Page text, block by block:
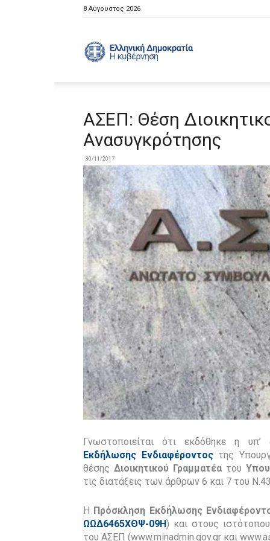
8 Αύγουστος 2026
Κυβέρνηση
ΑΣΕΠ: Θέση
Ανασυγκρότησης
30/11/2017
Γνωστοποιείται ότι εκδόθηκε η
Εκδήλωσης Ενδιαφέροντοςτης
θέσης Διοικητικού Γραμματέα του
τις διατάξεις των άρθρων 6 και 7 του
Η Πρόσκληση Εκδήλωσης
ΩΩΔ6465ΧΘΨ-09Η) και στους
του ΑΣΕΠ (www.minadmin.gov.gr και